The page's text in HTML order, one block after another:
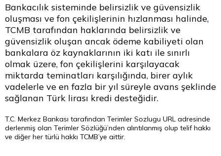
Bankacılık sisteminde belirsizlik ve güvensizlik
oluşması ve fon çekilişlerinin hızlanması halinde,
TCMB tarafından haklarında belirsizlik ve
güvensizlik oluşan ancak ödeme kabiliyeti olan
bankalara öz kaynaklarının iki katı ile sınırlı
olmak üzere, fon çekilişlerini karşılayacak
miktarda teminatları karşılığında, birer aylık
vadelerle ve en fazla bir yıl süreyle avans şeklinde
sağlanan Türk lirası kredi desteğidir.
T.C. Merkez Bankası tarafından Terimler Sozlugu URL adresinde
derlenmiş olan Terimler Sözlüğü’nden alıntılanmış olup telif hakkı
ve diğer her türlü hakkı TCMB’ye aittir.